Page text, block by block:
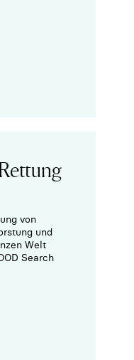
von
und
Welt
Search